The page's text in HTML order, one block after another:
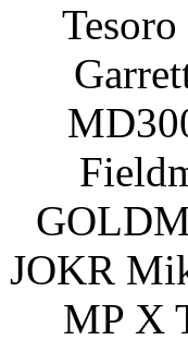
JOKR
MP X